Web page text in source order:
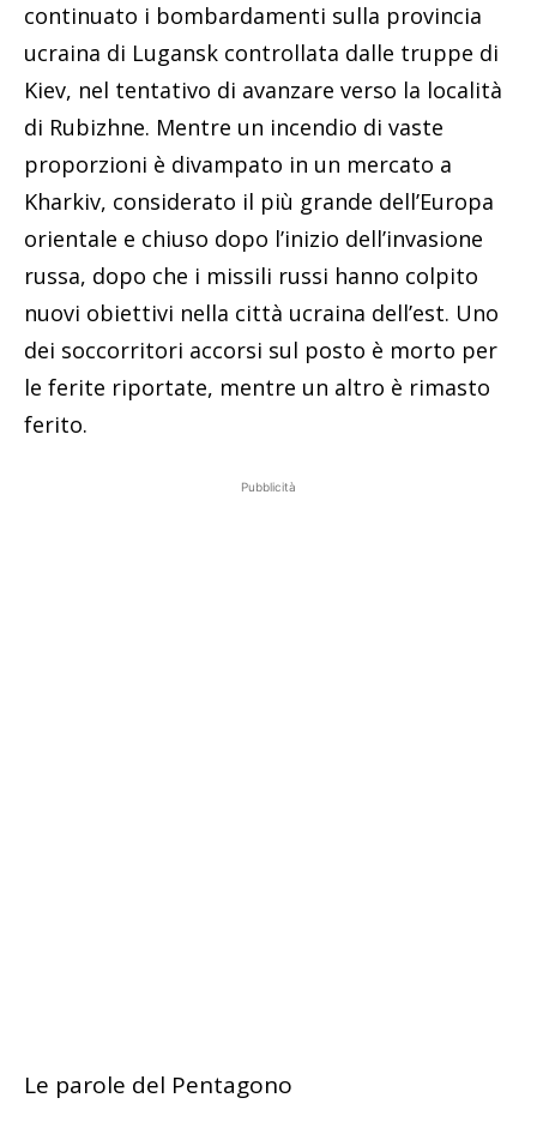
continuato i bombardamenti sulla provincia
ucraina di Lugansk controllata dalle truppe di
Kiev, nel tentativo di avanzare verso la località
di Rubizhne. Mentre un incendio di vaste
proporzioni è divampato in un mercato a
Kharkiv, considerato il più grande dell’Europa
orientale e chiuso dopo l’inizio dell’invasione
russa, dopo che i missili russi hanno colpito
nuovi obiettivi nella città ucraina dell’est. Uno
dei soccorritori accorsi sul posto è morto per
le ferite riportate, mentre un altro è rimasto
ferito.
Pubblicità
Le parole del Pentagono